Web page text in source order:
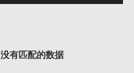
没有匹配的数据